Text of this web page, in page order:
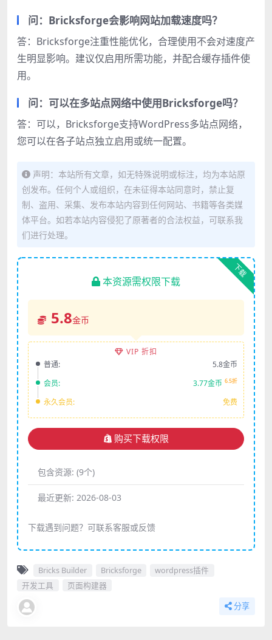
问：Bricksforge会影响网站加载速度吗？
答：Bricksforge注重性能优化，合理使用不会对速度产
生明显影响。建议仅启用所需功能，并配合缓存插件使
用。
问：可以在多站点网络中使用Bricksforge吗？
答：可以，Bricksforge支持WordPress多站点网络，
您可以在各子站点独立启用或统一配置。
声明：本站所有文章，如无特殊说明或标注，均为本站原
创发布。任何个人或组织，在未征得本站同意时，禁止复
制、盗用、采集、发布本站内容到任何网站、书籍等各类媒
体平台。如若本站内容侵犯了原著者的合法权益，可联系我
们进行处理。
下载
本资源需权限下载
5.8金币
VIP 折扣
普通:
5.8金币
会员:
3.77金币 6.5折
永久会员: 免费
购买下载权限
包含资源: (9个)
最近更新: 2026-08-03
下载遇到问题？可联系客服或反馈
Bricks Builder Bricksforge
wordpress插件
开发工具
页面构建器
分享